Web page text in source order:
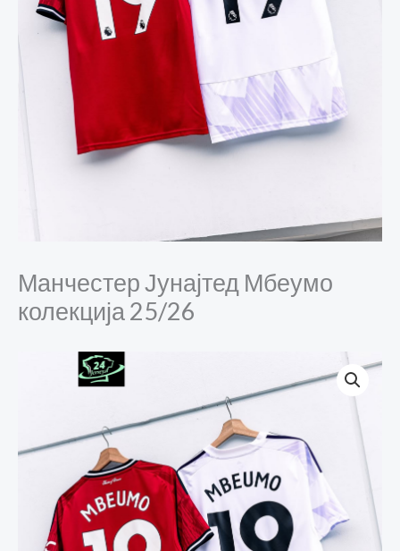
Манчестер Јунајтед Мбеумо
колекција 25/26
Манчестер
колекција
25/26
количина